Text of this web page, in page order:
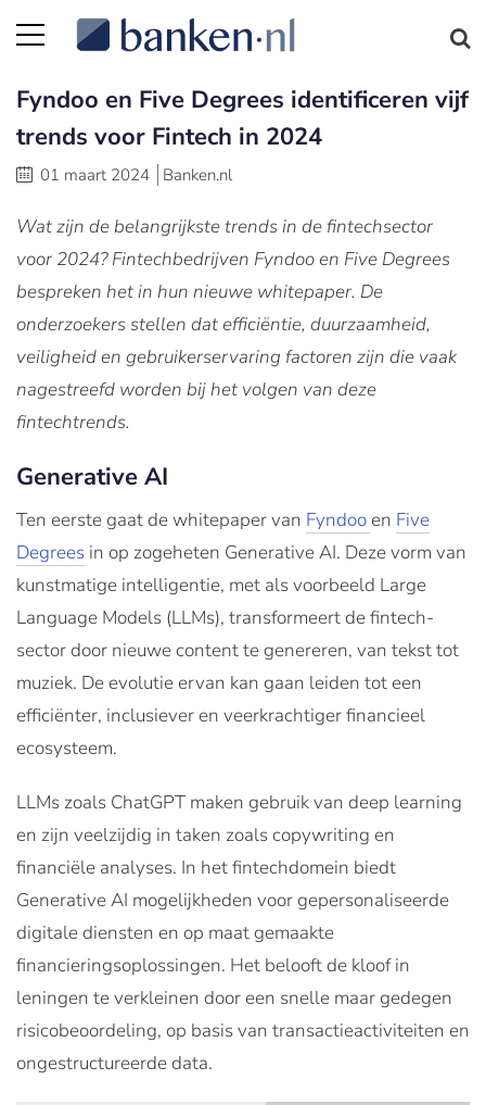
Fyndoo en Five Degrees identificeren vijf
trends voor Fintech in 2024
01 maart 2024 Banken.nl
Wat zijn de belangrijkste trends in de fintechsector
voor 2024? Fintechbedrijven Fyndoo en Five Degrees
bespreken het in hun nieuwe whitepaper. De
onderzoekers stellen dat efficiëntie, duurzaamheid,
veiligheid en gebruikerservaring factoren zijn die vaak
nagestreefd worden bij het volgen van deze
fintechtrends.
Generative AI
Ten eerste gaat de whitepaper van Fyndoo en Five
Degrees in op zogeheten Generative AI. Deze vorm van
kunstmatige intelligentie, met als voorbeeld Large
Language Models (LLMs), transformeert de fintech-
sector door nieuwe content te genereren, van tekst tot
muziek. De evolutie ervan kan gaan leiden tot een
efficiënter, inclusiever en veerkrachtiger financieel
ecosysteem.
LLMs zoals ChatGPT maken gebruik van deep learning
en zijn veelzijdig in taken zoals copywriting en
financiële analyses. In het fintechdomein biedt
Generative AI mogelijkheden voor gepersonaliseerde
digitale diensten en op maat gemaakte
financieringsoplossingen. Het belooft de kloof in
leningen te verkleinen door een snelle maar gedegen
risicobeoordeling, op basis van transactieactiviteiten en
ongestructureerde data.